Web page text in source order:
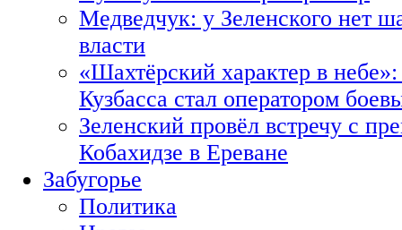
Медведчук: у Зеленского нет
власти
«Шахтёрский характер в
Кузбасса стал оператором
Зеленский провёл встречу с
Кобахидзе в Ереване
Забугорье
Политика